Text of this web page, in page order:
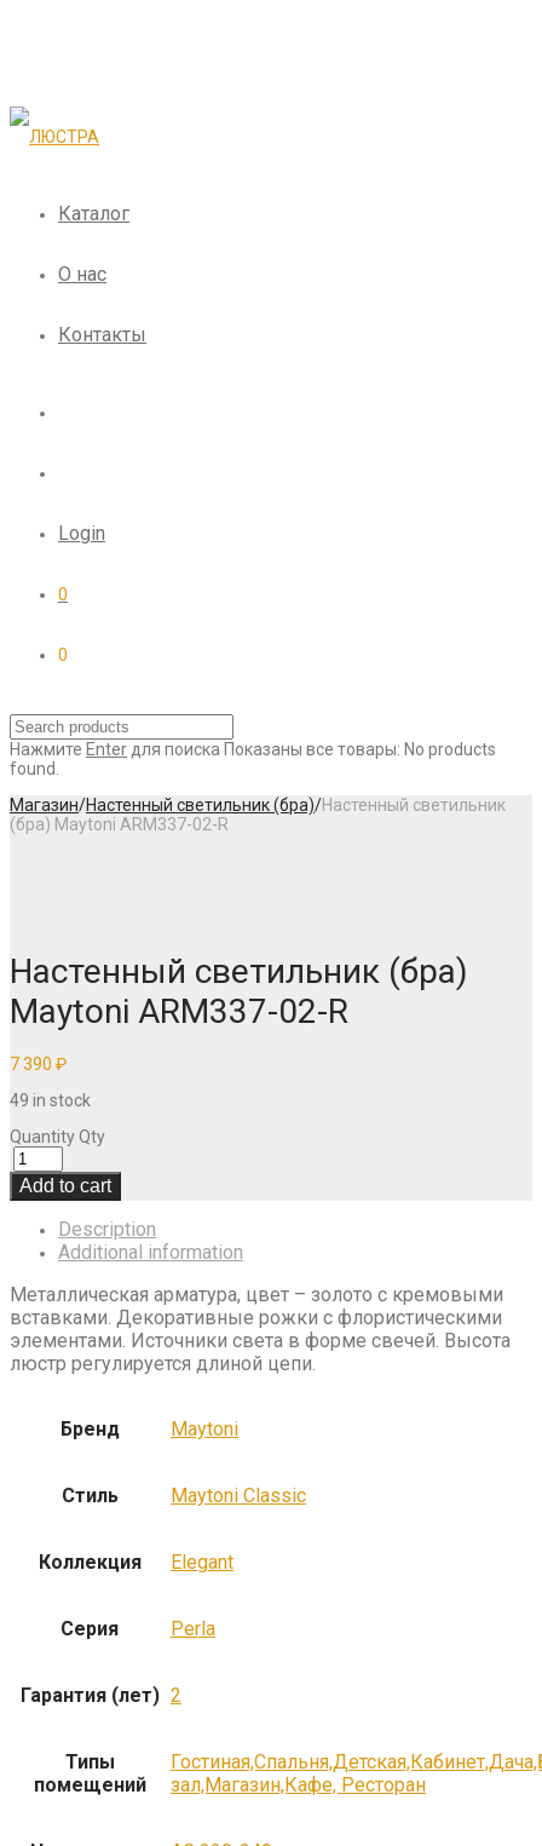
Каталог
О нас
Контакты
Login
0
0
Нажмите Enter для поиска Показаны все товары: No products
found.
Магазин/Настенный светильник (бра)/Настенный светильник
(бра) Maytoni ARM337-02-R
Настенный светильник (бра)
Maytoni ARM337-02-R
7 390 ₽
49 in stock
QuantityQty
Add to cart
Description
Additional information
Металлическая арматура, цвет – золото с кремовыми
вставками. Декоративные рожки с флористическими
элементами. Источники света в форме свечей. Высота
люстр регулируется длиной цепи.
Бренд Maytoni
Стиль Maytoni Classic
Коллекция Elegant
Серия Perla
Гарантия (лет) 2
Типы
помещений
зал,Магазин,Кафе, Ресторан